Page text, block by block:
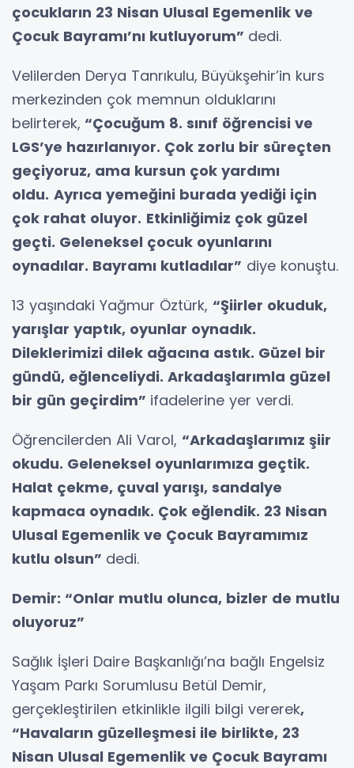
çocukların 23 Nisan Ulusal Egemenlik ve
Çocuk Bayramı’nı kutluyorum” dedi.
Velilerden Derya Tanrıkulu, Büyükşehir’in kurs
merkezinden çok memnun olduklarını
belirterek, “Çocuğum 8. sınıf öğrencisi ve
LGS’ye hazırlanıyor. Çok zorlu bir süreçten
geçiyoruz, ama kursun çok yardımı
oldu. Ayrıca yemeğini burada yediği için
çok rahat oluyor. Etkinliğimiz çok güzel
geçti. Geleneksel çocuk oyunlarını
oynadılar. Bayramı kutladılar” diye konuştu.
13 yaşındaki Yağmur Öztürk, “Şiirler okuduk,
yarışlar yaptık, oyunlar oynadık.
Dileklerimizi dilek ağacına astık. Güzel bir
gündü, eğlenceliydi. Arkadaşlarımla güzel
bir gün geçirdim” ifadelerine yer verdi.
Öğrencilerden Ali Varol, “Arkadaşlarımız şiir
okudu. Geleneksel oyunlarımıza geçtik.
Halat çekme, çuval yarışı, sandalye
kapmaca oynadık. Çok eğlendik. 23 Nisan
Ulusal Egemenlik ve Çocuk Bayramımız
kutlu olsun” dedi.
Demir: “Onlar mutlu olunca, bizler de mutlu
oluyoruz”
Sağlık İşleri Daire Başkanlığı’na bağlı Engelsiz
Yaşam Parkı Sorumlusu Betül Demir,
gerçekleştirilen etkinlikle ilgili bilgi vererek,
“Havaların güzelleşmesi ile birlikte, 23
Nisan Ulusal Egemenlik ve Çocuk Bayramı